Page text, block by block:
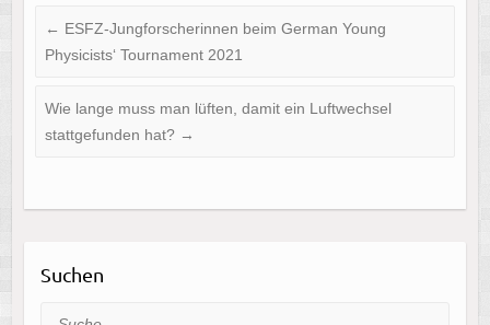
← ESFZ-Jungforscherinnen beim German Young
Physicists‘ Tournament 2021
Wie lange muss man lüften, damit ein Luftwechsel
stattgefunden hat? →
Suchen
Suche